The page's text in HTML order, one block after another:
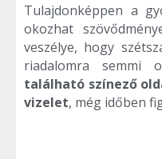
Tulajdonképpen a
okozhat
veszélye, hogy
riadalomra
található színező
vizelet, még időben